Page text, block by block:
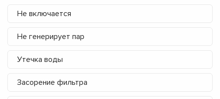
Не включается
Не генерирует пар
Утечка воды
Засорение фильтра